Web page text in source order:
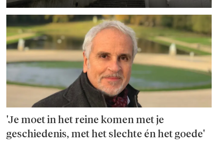
'Je moet in het reine komen met je
geschiedenis, met het slechte én het goede'